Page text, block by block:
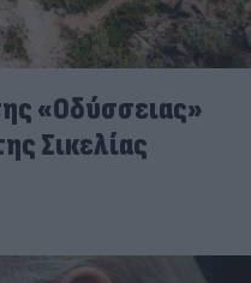
«Οδύσσειας»
Σικελίας